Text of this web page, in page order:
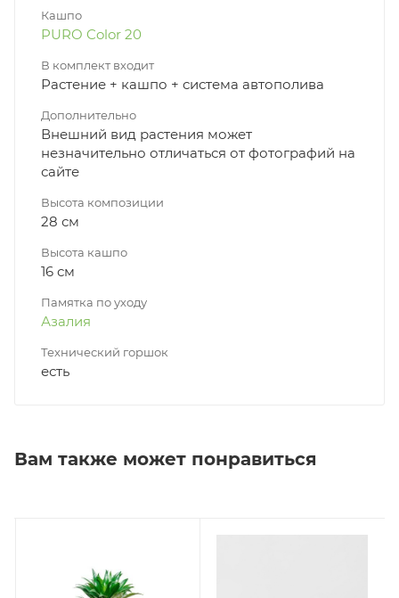
Кашпо
PURO Color 20
В комплект входит
Растение + кашпо + система автополива
Дополнительно
Внешний вид растения может
незначительно отличаться от фотографий на
сайте
Высота композиции
28 см
Высота кашпо
16 см
Памятка по уходу
Азалия
Технический горшок
есть
Вам также может понравиться